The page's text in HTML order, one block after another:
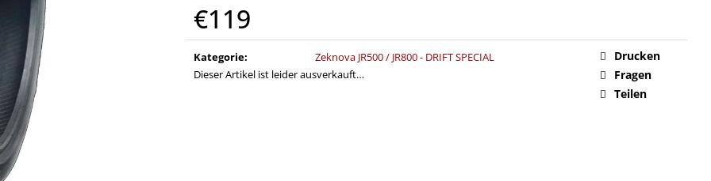
€119
Verkaufspreis:
Kategorie:
Zeknova JR500 / JR800 - DRIFT SPECIAL
Dieser Artikel ist leider ausverkauft…
Drucken
Fragen
Teilen